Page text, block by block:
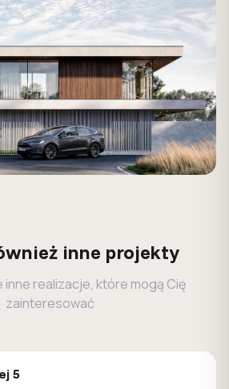
inne projekty
inne realizacje, które mogą Cię
zainteresować
5